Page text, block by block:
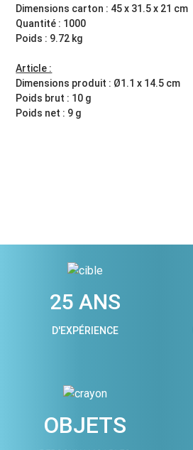
Dimensions carton : 45 x 31.5 x 21 cm
Quantité : 1000
Poids : 9.72 kg
Article :
Dimensions produit : Ø1.1 x 14.5 cm
Poids brut : 10 g
Poids net : 9 g
25 ANS
D'EXPÉRIENCE
OBJETS